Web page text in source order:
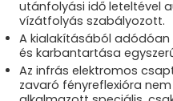
utánfolyási idő leteltével
vízátfolyás szabályozott.
A kialakításából
és karbantartása
Az infrás elektromos
zavaró fényreflexióra